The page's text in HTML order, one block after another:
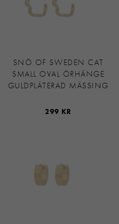
SNÖ OF SWEDEN CAT
SMALL OVAL ÖRHÄNGE
GULDPLÄTERAD MÄSSING
299 KR